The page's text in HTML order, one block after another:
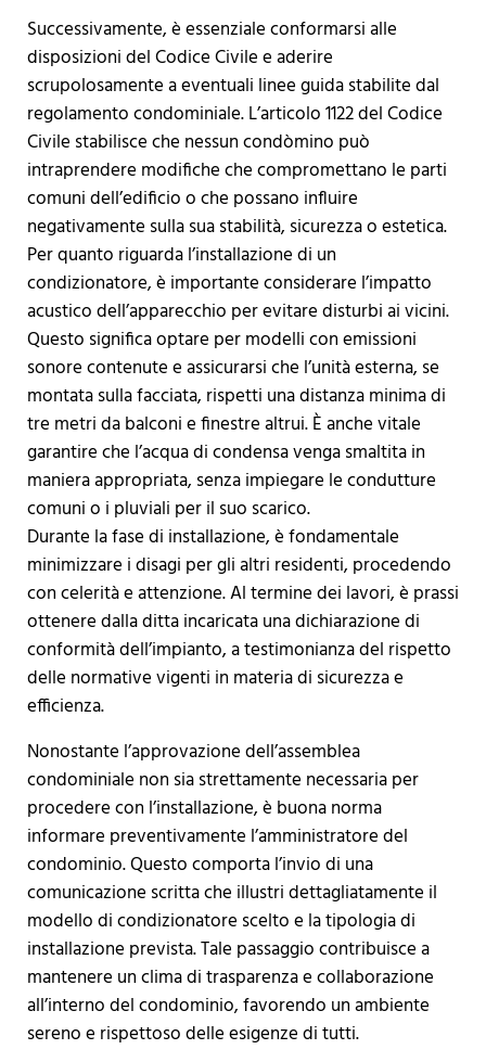
Successivamente, è essenziale conformarsi alle
disposizioni del Codice Civile e aderire
scrupolosamente a eventuali linee guida stabilite dal
regolamento condominiale. L’articolo 1122 del Codice
Civile stabilisce che nessun condòmino può
intraprendere modifiche che compromettano le parti
comuni dell’edificio o che possano influire
negativamente sulla sua stabilità, sicurezza o estetica.
Per quanto riguarda l’installazione di un
condizionatore, è importante considerare l’impatto
acustico dell’apparecchio per evitare disturbi ai vicini.
Questo significa optare per modelli con emissioni
sonore contenute e assicurarsi che l’unità esterna, se
montata sulla facciata, rispetti una distanza minima di
tre metri da balconi e finestre altrui. È anche vitale
garantire che l’acqua di condensa venga smaltita in
maniera appropriata, senza impiegare le condutture
comuni o i pluviali per il suo scarico.
Durante la fase di installazione, è fondamentale
minimizzare i disagi per gli altri residenti, procedendo
con celerità e attenzione. Al termine dei lavori, è prassi
ottenere dalla ditta incaricata una dichiarazione di
conformità dell’impianto, a testimonianza del rispetto
delle normative vigenti in materia di sicurezza e
efficienza.
Nonostante l’approvazione dell’assemblea
condominiale non sia strettamente necessaria per
procedere con l’installazione, è buona norma
informare preventivamente l’amministratore del
condominio. Questo comporta l’invio di una
comunicazione scritta che illustri dettagliatamente il
modello di condizionatore scelto e la tipologia di
installazione prevista. Tale passaggio contribuisce a
mantenere un clima di trasparenza e collaborazione
all’interno del condominio, favorendo un ambiente
sereno e rispettoso delle esigenze di tutti.